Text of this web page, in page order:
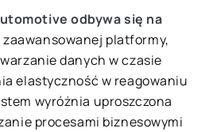
odbywa się na
zaawansowanej platformy,
danych w czasie
elastyczność w reagowaniu
wyróżnia uproszczona
procesami biznesowymi